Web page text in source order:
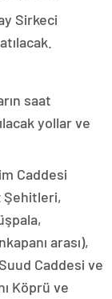
Sirkeci
saat
yollar ve
Caddesi
Şehitleri,
arası),
Caddesi ve
Köprü ve